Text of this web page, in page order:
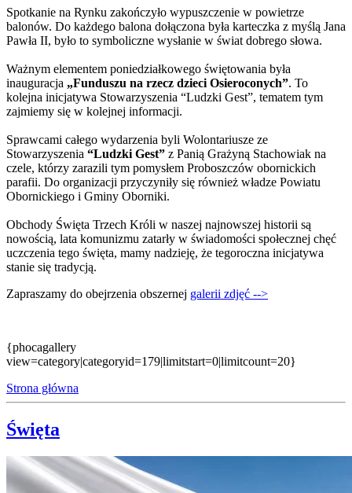
Spotkanie na Rynku zakończyło wypuszczenie w powietrze
balonów. Do każdego balona dołączona była karteczka z myślą Jana
Pawła II, było to symboliczne wysłanie w świat dobrego słowa.
Ważnym elementem poniedziałkowego świętowania była
inauguracja „Funduszu na rzecz dzieci Osieroconych”. To
kolejna inicjatywa Stowarzyszenia “Ludzki Gest”, tematem tym
zajmiemy się w kolejnej informacji.
Sprawcami całego wydarzenia byli Wolontariusze ze
Stowarzyszenia “Ludzki Gest” z Panią Grażyną Stachowiak na
czele, którzy zarazili tym pomysłem Proboszczów obornickich
parafii. Do organizacji przyczyniły się również władze Powiatu
Obornickiego i Gminy Oborniki.
Obchody Święta Trzech Króli w naszej najnowszej historii są
nowością, lata komunizmu zatarły w świadomości społecznej chęć
uczczenia tego święta, mamy nadzieję, że tegoroczna inicjatywa
stanie się tradycją.
Zapraszamy do obejrzenia obszernej galerii zdjęć -->
{phocagallery
view=category|categoryid=179|limitstart=0|limitcount=20}
Strona główna
Święta